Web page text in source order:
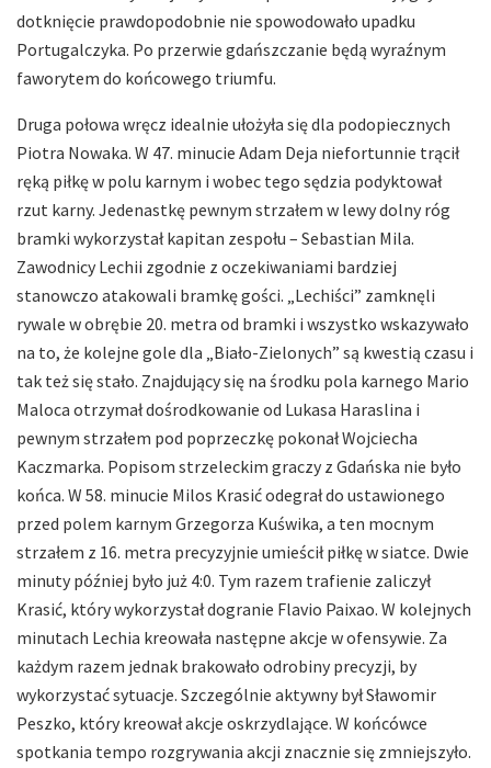
dotknięcie prawdopodobnie nie spowodowało upadku
Portugalczyka. Po przerwie gdańszczanie będą wyraźnym
faworytem do końcowego triumfu.
Druga połowa wręcz idealnie ułożyła się dla podopiecznych
Piotra Nowaka. W 47. minucie Adam Deja niefortunnie trącił
ręką piłkę w polu karnym i wobec tego sędzia podyktował
rzut karny. Jedenastkę pewnym strzałem w lewy dolny róg
bramki wykorzystał kapitan zespołu – Sebastian Mila.
Zawodnicy Lechii zgodnie z oczekiwaniami bardziej
stanowczo atakowali bramkę gości. „Lechiści” zamknęli
rywale w obrębie 20. metra od bramki i wszystko wskazywało
na to, że kolejne gole dla „Biało-Zielonych” są kwestią czasu i
tak też się stało. Znajdujący się na środku pola karnego Mario
Maloca otrzymał dośrodkowanie od Lukasa Haraslina i
pewnym strzałem pod poprzeczkę pokonał Wojciecha
Kaczmarka. Popisom strzeleckim graczy z Gdańska nie było
końca. W 58. minucie Milos Krasić odegrał do ustawionego
przed polem karnym Grzegorza Kuświka, a ten mocnym
strzałem z 16. metra precyzyjnie umieścił piłkę w siatce. Dwie
minuty później było już 4:0. Tym razem trafienie zaliczył
Krasić, który wykorzystał dogranie Flavio Paixao. W kolejnych
minutach Lechia kreowała następne akcje w ofensywie. Za
każdym razem jednak brakowało odrobiny precyzji, by
wykorzystać sytuacje. Szczególnie aktywny był Sławomir
Peszko, który kreował akcje oskrzydlające. W końcówce
spotkania tempo rozgrywania akcji znacznie się zmniejszyło.